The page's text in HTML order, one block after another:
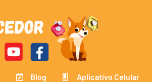
Blog Aplicativo Celular